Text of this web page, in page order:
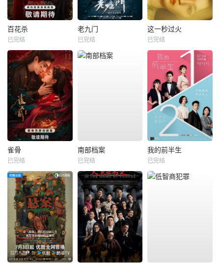
百花杀
已完结
老九门
已完结
这一秒过火
已完结
雀骨
已完结
南部档案
已完结
我的前半生
已完结